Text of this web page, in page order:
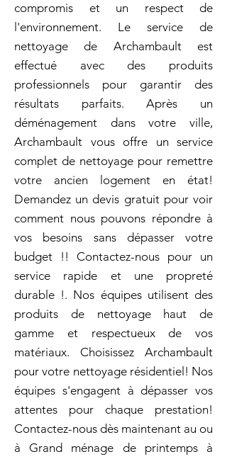
compromis et un respect de
l'environnement. Le service de
nettoyage de Archambault est
effectué avec des produits
professionnels pour garantir des
résultats parfaits. Après un
déménagement dans votre ville,
Archambault vous offre un service
complet de nettoyage pour remettre
votre ancien logement en état!
Demandez un devis gratuit pour voir
comment nous pouvons répondre à
vos besoins sans dépasser votre
budget !! Contactez-nous pour un
service rapide et une propreté
durable !. Nos équipes utilisent des
produits de nettoyage haut de
gamme et respectueux de vos
matériaux. Choisissez Archambault
pour votre nettoyage résidentiel! Nos
équipes s'engagent à dépasser vos
attentes pour chaque prestation!
Contactez-nous dès maintenant au ou
à Grand ménage de printemps à